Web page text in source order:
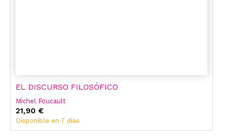
EL DISCURSO FILOSÓFICO
Michel Foucault
21,90 €
Disponible en 7 días